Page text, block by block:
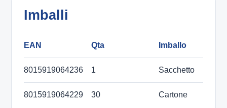
Imballi
EAN Qta Imballo
8015919064236 1 Sacchetto
8015919064229 30 Cartone